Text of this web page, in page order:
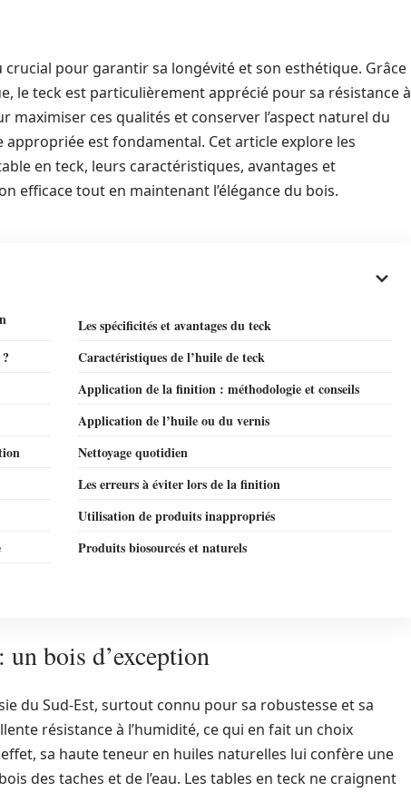
crucial pour garantir sa longévité et son esthétique. Grâce
le teck est particulièrement apprécié pour sa résistance à
maximiser ces qualités et conserver l’aspect naturel du
appropriée est fondamental. Cet article explore les
en teck, leurs caractéristiques, avantages et
efficace tout en maintenant l’élégance du bois.
Les spécificités et avantages du teck
Caractéristiques de l’huile de teck
Application de la finition : méthodologie et conseils
Application de l’huile ou du vernis
Nettoyage quotidien
Les erreurs à éviter lors de la finition
Utilisation de produits inappropriés
Produits biosourcés et naturels
bois d’exception
du Sud-Est, surtout connu pour sa robustesse et sa
résistance à l’humidité, ce qui en fait un choix
sa haute teneur en huiles naturelles lui confère une
des taches et de l’eau. Les tables en teck ne craignent